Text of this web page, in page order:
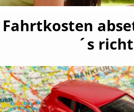
Fahrtkosten
´s